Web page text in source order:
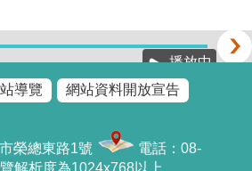
播放中
導覽
網站資料開放宣告
榮總東路1號
電話：08-
析度為1024x768以上。